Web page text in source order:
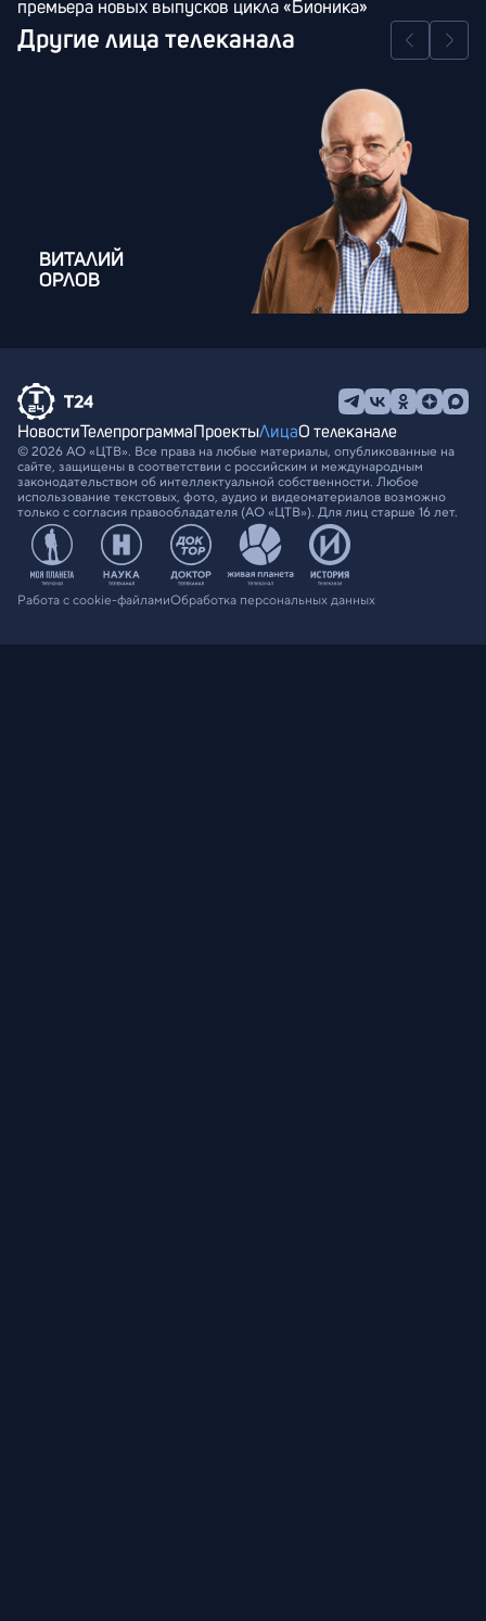
премьера новых выпусков цикла «Бионика»
Другие лица телеканала
ВИТАЛИЙ
ОРЛОВ
НовостиТелепрограммаПроектыЛицаО телеканале
© 2026 АО «ЦТВ». Все права на любые материалы, опубликованные на
сайте, защищены в соответствии с российским и международным
законодательством об интеллектуальной собственности. Любое
использование текстовых, фото, аудио и видеоматериалов возможно
только с согласия правообладателя (АО «ЦТВ»). Для лиц старше 16 лет.
Работа с cookie-файламиОбработка персональных данных